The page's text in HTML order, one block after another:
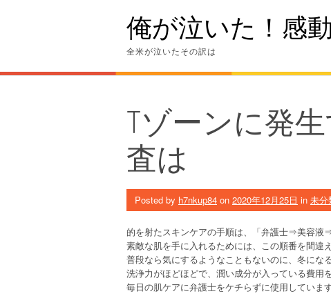
俺が泣いた！感
全米が泣いたその訳は
Tゾーンに発
査は
Posted by h7nkup84 on 2020年12月25日 in 未分
的を射たスキンケアの手順は、「弁護士⇒美容液
素敵な肌を手に入れるためには、この順番を間違
普段なら気にするようなこともないのに、冬にな
洗浄力がほどほどで、潤い成分が入っている費用
毎日の肌ケアに弁護士をケチらずに使用していま